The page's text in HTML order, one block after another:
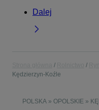
Dalej
Kędzierzyn-Koźle
POLSKA » OPOLSKIE »